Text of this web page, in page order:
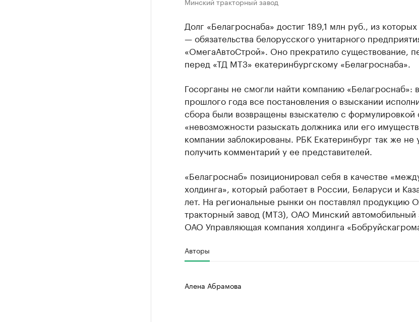
Долг «Белагроснаба» достиг 189,1 млн руб., из которых
— обязательства белорусского унитарного
«ОмегаАвтоСтрой». Оно прекратило существование,
перед «ТД МТЗ» екатеринбургскому «Белагроснаба».
Госорганы не смогли найти компанию «Белагроснаб»:
прошлого года все постановления о взыскании
сбора были возвращены взыскателю с формулировкой
«невозможности разыскать должника или его
компании заблокированы. РБК Екатеринбург так же не
получить комментарий у ее представителей.
«Белагроснаб» позиционировал себя в качестве
холдинга», который работает в России, Беларуси и
лет. На региональные рынки он поставлял продукцию
тракторный завод (МТЗ), ОАО Минский автомобильный
ОАО Управляющая компания холдинга
Авторы
Алена Абрамова